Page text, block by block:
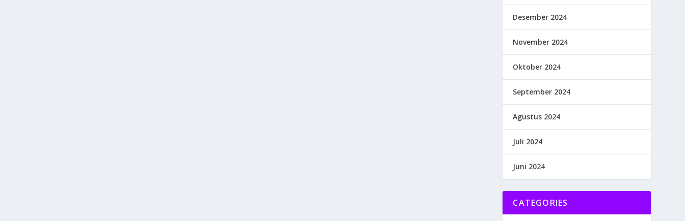
Desember 2024
November 2024
Oktober 2024
September 2024
Agustus 2024
Juli 2024
Juni 2024
CATEGORIES